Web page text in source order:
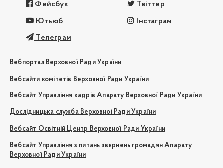
Фейсбук Твіттер
Ютьюб Інстаграм
Телеграм
Вебпортал Верховної Ради України
Вебсайти комітетів Верховної Ради України
Вебсайт Управління кадрів Апарату Верховної Ради України
Дослідницька служба Верховної Ради України
Вебсайт Освітній Центр Верховної Ради України
Вебсайт Управління з питань звернень громадян Апарату
Верховної Ради України